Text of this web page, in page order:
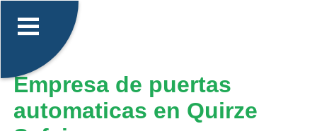
Empresa de puertas
automaticas en Quirze